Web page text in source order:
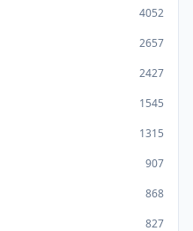
4052
2657
2427
1545
1315
907
868
827